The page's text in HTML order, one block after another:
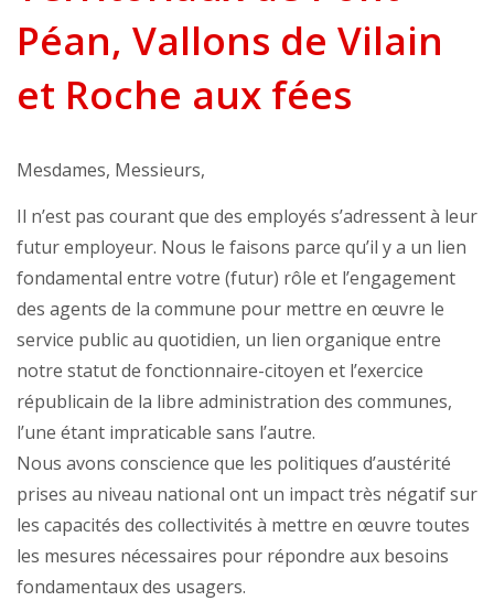
Péan, Vallons de Vilain
et Roche aux fées
Mesdames, Messieurs,
Il n’est pas courant que des employés s’adressent à leur
futur employeur. Nous le faisons parce qu’il y a un lien
fondamental entre votre (futur) rôle et l’engagement
des agents de la commune pour mettre en œuvre le
service public au quotidien, un lien organique entre
notre statut de fonctionnaire-citoyen et l’exercice
républicain de la libre administration des communes,
l’une étant impraticable sans l’autre.
Nous avons conscience que les politiques d’austérité
prises au niveau national ont un impact très négatif sur
les capacités des collectivités à mettre en œuvre toutes
les mesures nécessaires pour répondre aux besoins
fondamentaux des usagers.